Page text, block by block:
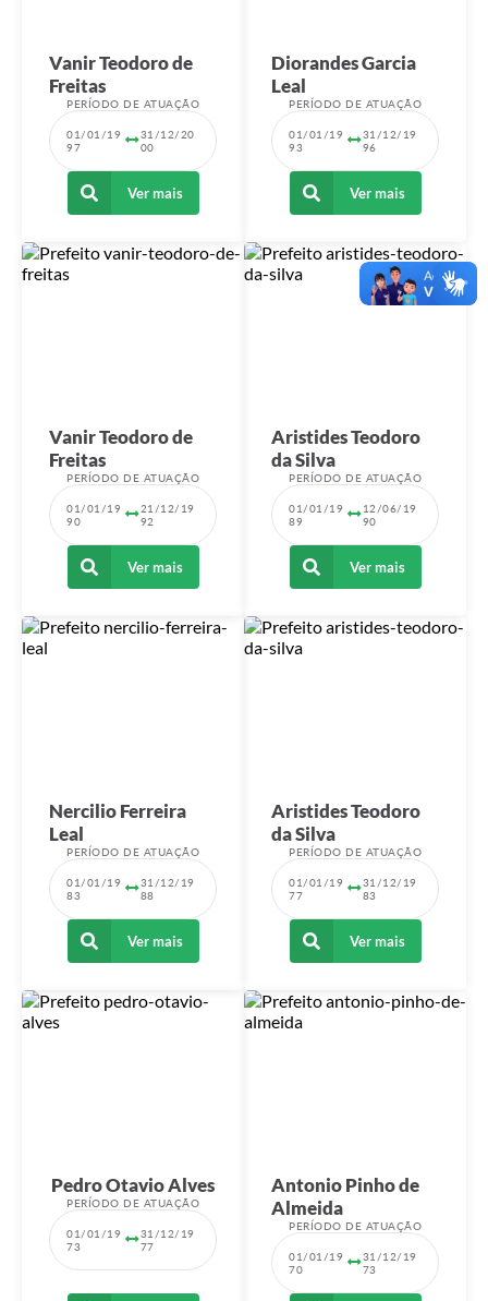
Vanir Teodoro de
Freitas
PERÍODO DE ATUAÇÃO
01/01/19
97
31/12/20
00
Ver mais
Diorandes Garcia
Leal
PERÍODO DE ATUAÇÃO
01/01/19
93
31/12/19
96
Ver mais
Vanir Teodoro de
Freitas
PERÍODO DE ATUAÇÃO
01/01/19
90
21/12/19
92
Ver mais
Aristides Teodoro
da Silva
PERÍODO DE ATUAÇÃO
01/01/19
89
12/06/19
90
Ver mais
Nercilio Ferreira
Leal
PERÍODO DE ATUAÇÃO
01/01/19
83
31/12/19
88
Ver mais
Aristides Teodoro
da Silva
PERÍODO DE ATUAÇÃO
01/01/19
77
31/12/19
83
Ver mais
Pedro Otavio Alves
PERÍODO DE ATUAÇÃO
01/01/19
73
31/12/19
77
Antonio Pinho de
Almeida
PERÍODO DE ATUAÇÃO
01/01/19
70
31/12/19
73